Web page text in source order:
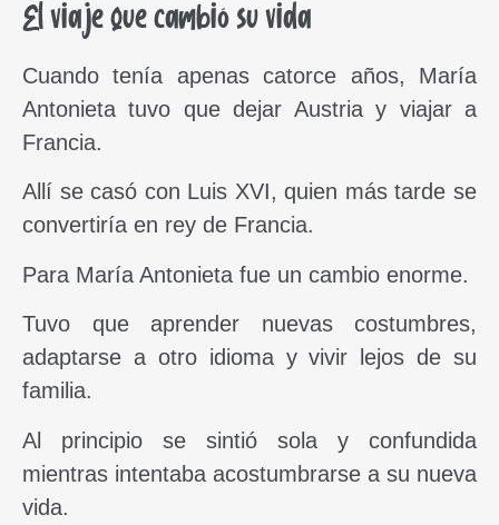
El viaje que cambió su vida
Cuando tenía apenas catorce años, María
Antonieta tuvo que dejar Austria y viajar a
Francia.
Allí se casó con Luis XVI, quien más tarde se
convertiría en rey de Francia.
Para María Antonieta fue un cambio enorme.
Tuvo que aprender nuevas costumbres,
adaptarse a otro idioma y vivir lejos de su
familia.
Al principio se sintió sola y confundida
mientras intentaba acostumbrarse a su nueva
vida.